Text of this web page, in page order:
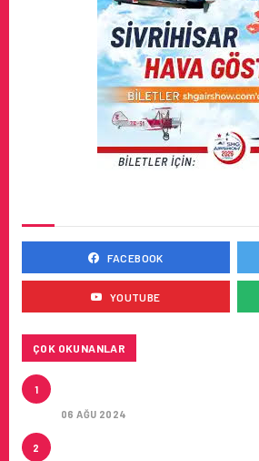
FACEBOOK
YOUTUBE
ÇOK OKUNANLAR
1
06 AĞU 2024
2